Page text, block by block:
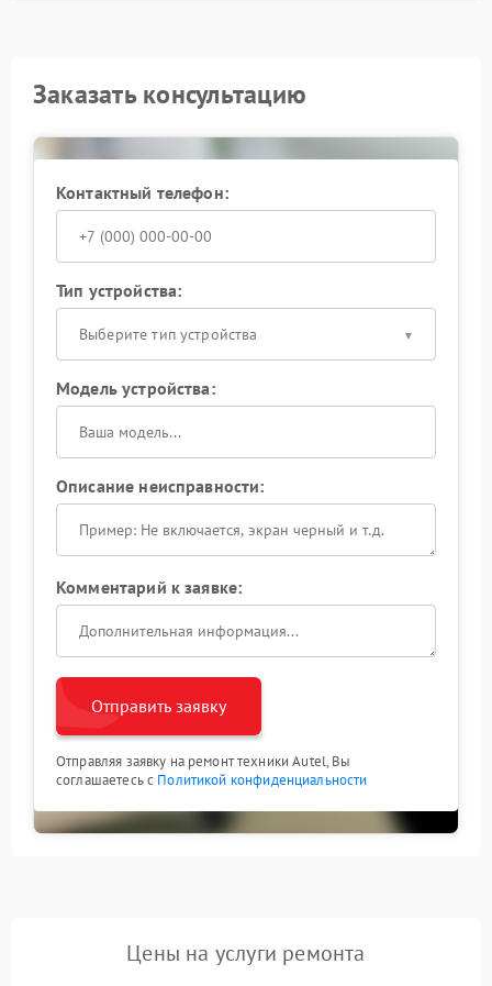
Заказать консультацию
Контактный телефон:
Тип устройства:
Выберите тип устройства
Модель устройства:
Описание неисправности:
Комментарий к заявке:
Отправить заявку
Отправляя заявку на ремонт техники Autel, Вы
соглашаетесь с Политикой конфиденциальности
Цены на услуги ремонта